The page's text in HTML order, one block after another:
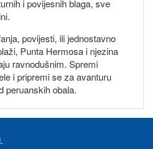
i povijesnih blaga, sve
povijesti, ili jednostavno
Punta Hermosa i njezina
ravnodušnim. Spremi
i pripremi se za avanturu
peruanskih obala.